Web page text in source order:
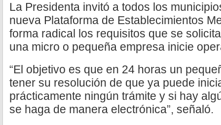
La Presidenta invitó a todos los
nueva Plataforma de Establecimientos
forma radical los requisitos que se
una micro o pequeña empresa inicie
“El objetivo es que en 24 horas un
tener su resolución de que ya puede
prácticamente ningún trámite y si hay
se haga de manera electrónica”, señaló.